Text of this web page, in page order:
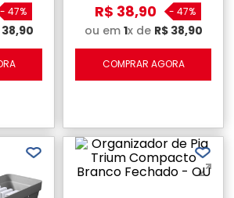
- 47%
38,90
R$ 38,90 - 47%
ou em 1x de R$ 38,90
COMPRAR AGORA